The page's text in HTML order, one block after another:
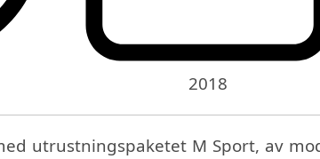
2018
utrustningspaketet M Sport, av